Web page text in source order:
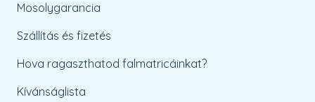
Mosolygarancia
Szállítás és fizetés
Hova ragaszthatod falmatricáinkat?
Kívánságlista